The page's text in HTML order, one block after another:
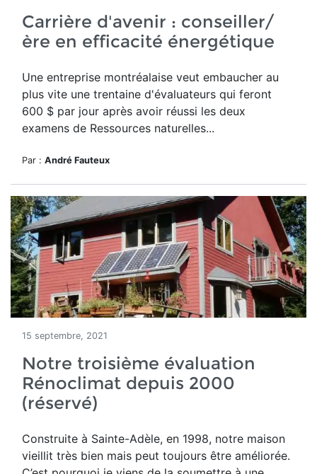
Carrière d'avenir : conseiller/
ère en efficacité énergétique
Une entreprise montréalaise veut embaucher au
plus vite une trentaine d'évaluateurs qui feront
600 $ par jour après avoir réussi les deux
examens de Ressources naturelles...
Par : André Fauteux
15 septembre, 2021
Notre troisième évaluation
Rénoclimat depuis 2000
(réservé)
Construite à Sainte-Adèle, en 1998, notre maison
vieillit très bien mais peut toujours être améliorée.